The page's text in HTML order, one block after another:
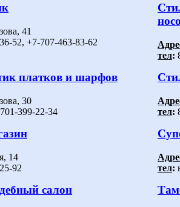
41
52, +7-707-463-83-62
тел:
платков и шарфов
30
399-22-34
тел:
14
92
тел:
салон